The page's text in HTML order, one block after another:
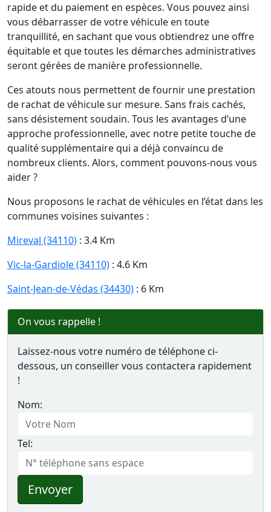
rapide et du paiement en espèces. Vous pouvez ainsi
vous débarrasser de votre véhicule en toute
tranquillité, en sachant que vous obtiendrez une offre
équitable et que toutes les démarches administratives
seront gérées de manière professionnelle.
Ces atouts nous permettent de fournir une prestation
de rachat de véhicule sur mesure. Sans frais cachés,
sans désistement soudain. Tous les avantages d’une
approche professionnelle, avec notre petite touche de
qualité supplémentaire qui a déjà convaincu de
nombreux clients. Alors, comment pouvons-nous vous
aider ?
Nous proposons le rachat de véhicules en l’état dans les
communes voisines suivantes :
Mireval (34110) : 3.4 Km
Vic-la-Gardiole (34110) : 4.6 Km
Saint-Jean-de-Védas (34430) : 6 Km
On vous rappelle !
Laissez-nous votre numéro de téléphone ci-
dessous, un conseiller vous contactera rapidement
!
Nom:
Tel:
Envoyer